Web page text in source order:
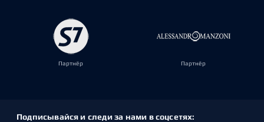
Партнёр Партнёр
Подписывайся и следи за нами в соцсетях: